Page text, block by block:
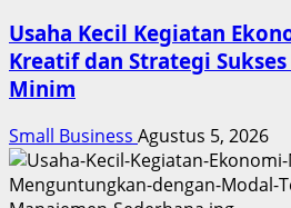
Usaha Kecil Kegiatan
Kreatif dan Strategi
Minim
Small Business Agustus 5, 2026